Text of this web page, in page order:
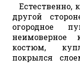
Естественно,
другой
огородное
неимоверное
костюм,
покрылся